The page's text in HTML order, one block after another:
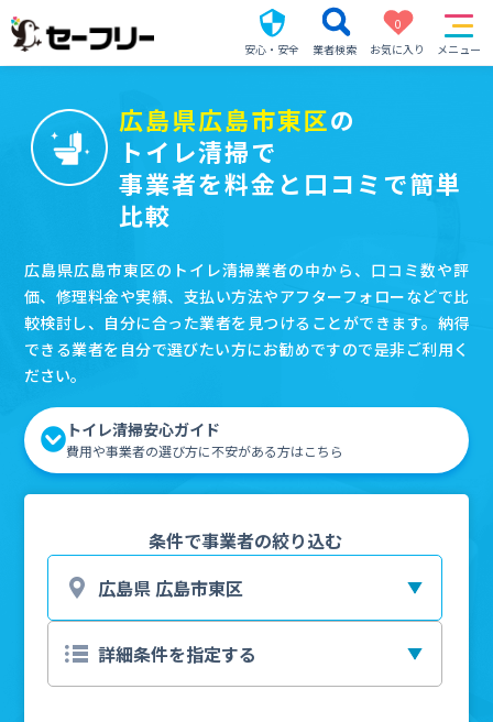
安心・安全 業者検索
0
お気に入り
メニュー
広島県広島市東区の
トイレ清掃で
事業者を料金と口コミで簡単
比較
広島県広島市東区のトイレ清掃業者の中から、口コミ数や評
価、修理料金や実績、支払い方法やアフターフォローなどで比
較検討し、自分に合った業者を見つけることができます。納得
できる業者を自分で選びたい方にお勧めですので是非ご利用く
ださい。
トイレ清掃安心ガイド
費用や事業者の選び方に不安がある方はこちら
条件で事業者の絞り込む